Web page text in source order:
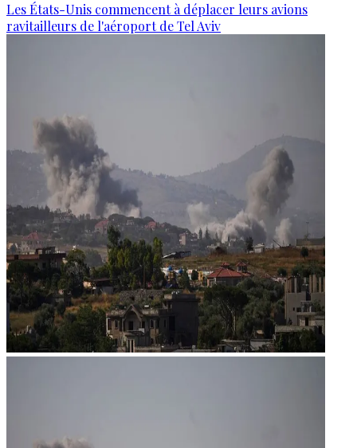
Les États-Unis commencent à déplacer leurs avions
ravitailleurs de l'aéroport de Tel Aviv